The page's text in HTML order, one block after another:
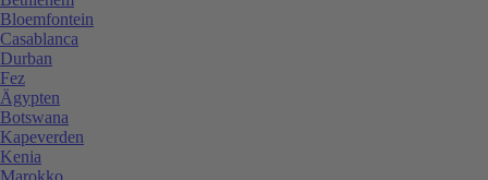
Bloemfontein
Casablanca
Durban
Fez
Ägypten
Botswana
Kapeverden
Kenia
Marokko